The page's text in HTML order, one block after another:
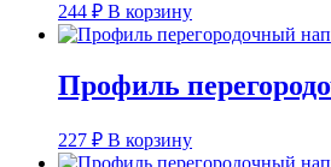
244 ₽ В корзину
Профиль
227 ₽ В корзину